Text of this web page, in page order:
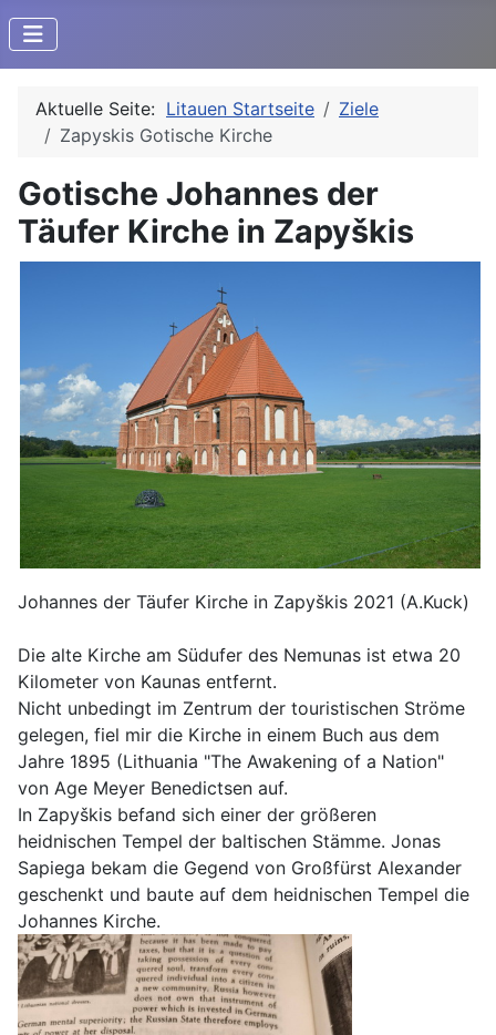
Aktuelle Seite: Litauen Startseite
Ziele
Zapyskis Gotische Kirche
Gotische Johannes der
Täufer Kirche in Zapyškis
Johannes der Täufer Kirche in Zapyškis 2021 (A.Kuck)
Die alte Kirche am Südufer des Nemunas ist etwa 20
Kilometer von Kaunas entfernt.
Nicht unbedingt im Zentrum der touristischen Ströme
gelegen, fiel mir die Kirche in einem Buch aus dem
Jahre 1895 (Lithuania "The Awakening of a Nation"
von Age Meyer Benedictsen auf.
In Zapyškis befand sich einer der größeren
heidnischen Tempel der baltischen Stämme. Jonas
Sapiega bekam die Gegend von Großfürst Alexander
geschenkt und baute auf dem heidnischen Tempel die
Johannes Kirche.